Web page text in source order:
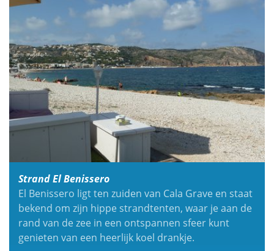
Strand El Benissero
El Benissero ligt ten zuiden van Cala Grave en staat
bekend om zijn hippe strandtenten, waar je aan de
rand van de zee in een ontspannen sfeer kunt
genieten van een heerlijk koel drankje.